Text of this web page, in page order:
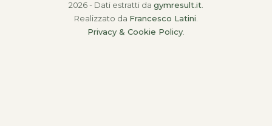
2026 - Dati estratti da gymresult.it
Realizzato da Francesco Latini
Privacy & Cookie Policy